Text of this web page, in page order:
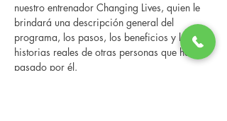
nuestro entrenador Changing Lives, quien le
brindará una descripción general del
programa, los pasos, los beneficios y las
historias reales de otras personas que han
pasado por él.